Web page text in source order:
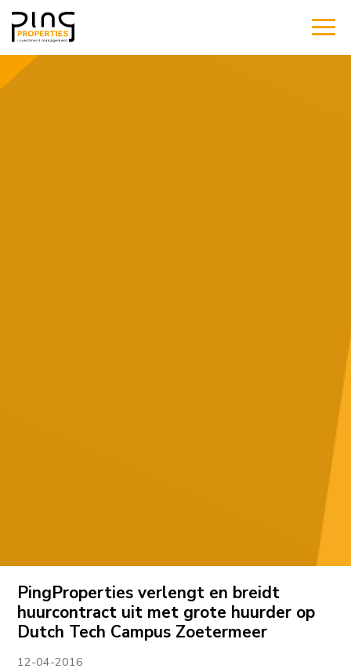
PingProperties verlengt en breidt
huurcontract uit met grote huurder op
Dutch Tech Campus Zoetermeer
12-04-2016